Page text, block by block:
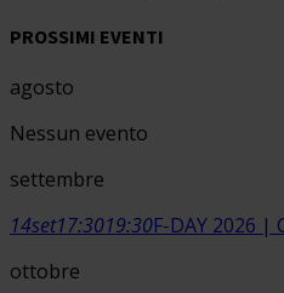
PROSSIMI EVENTI
agosto
Nessun evento
settembre
14set17:3019:30F-DAY 2026 |
ottobre